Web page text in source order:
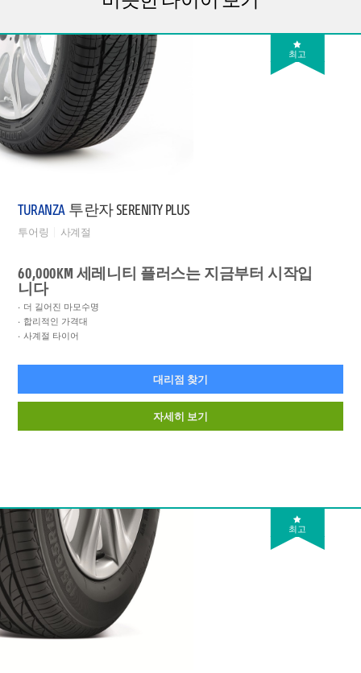
최고
TURANZA 투란자 SERENITY PLUS
투어링 사계절
60,000KM 세레니티 플러스는 지금부터 시작입
니다
더 길어진 마모수명
합리적인 가격대
사계절 타이어
대리점 찾기
자세히 보기
최고